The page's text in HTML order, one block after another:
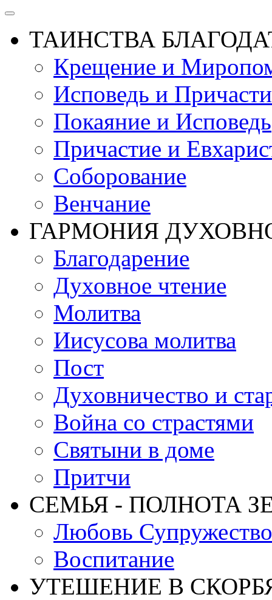
ТАИНСТВА
Крещение и
Исповедь и
Покаяние и Исповедь
Причастие и
Соборование
Венчание
ГАРМОНИЯ
Благодарение
Духовное чтение
Молитва
Иисусова молитва
Пост
Духовничество и
Война со страстями
Святыни в доме
Притчи
СЕМЬЯ - ПОЛНОТА
Любовь Супружество
Воспитание
УТЕШЕНИЕ В